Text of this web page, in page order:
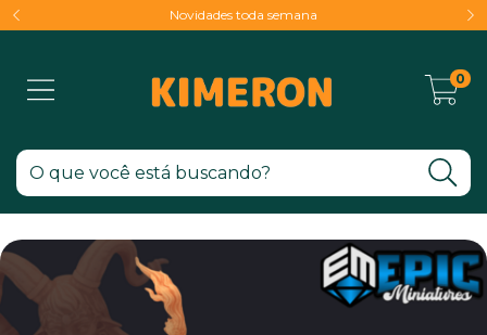
Novidades toda semana
0